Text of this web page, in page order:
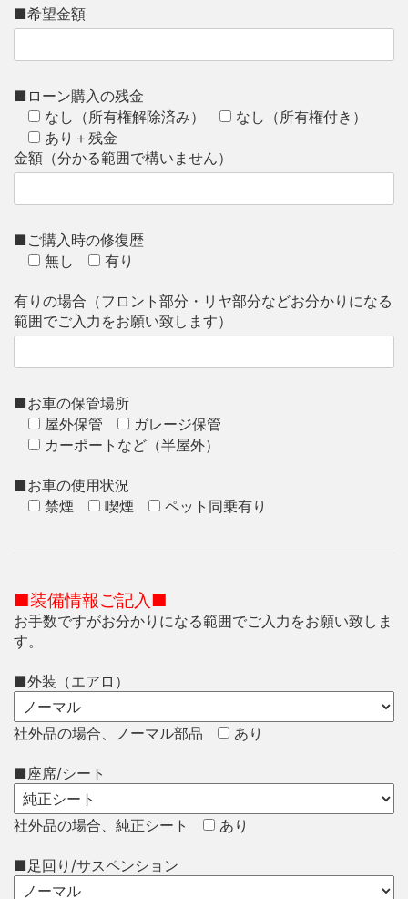
■希望金額
■ローン購入の残金
なし（所有権解除済み）
なし（所有権付き）
あり＋残金
金額（分かる範囲で構いません）
■ご購入時の修復歴
無し
有り
有りの場合（フロント部分・リヤ部分などお分かりになる
範囲でご入力をお願い致します）
■お車の保管場所
屋外保管
ガレージ保管
カーポートなど（半屋外）
■お車の使用状況
禁煙
喫煙 ペット同乗有り
■装備情報ご記入■
お手数ですがお分かりになる範囲でご入力をお願い致しま
す。
■外装（エアロ）
社外品の場合、ノーマル部品 あり
■座席/シート
社外品の場合、純正シート あり
■足回り/サスペンション